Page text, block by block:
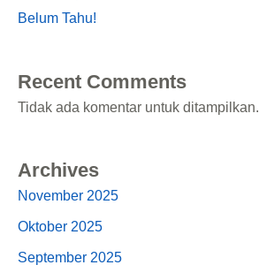
Belum Tahu!
Recent Comments
Tidak ada komentar untuk ditampilkan.
Archives
November 2025
Oktober 2025
September 2025